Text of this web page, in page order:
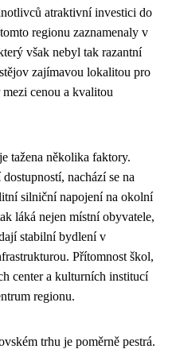
atraktivní investici do
regionu zaznamenaly v
však nebyl tak razantní
zajímavou lokalitou pro
cenou a kvalitou
tažena několika faktory.
nachází se na
silniční napojení na okolní
láká nejen místní obyvatele,
stabilní bydlení v
Přítomnost škol,
center a kulturních institucí
regionu.
trhu je poměrně pestrá.